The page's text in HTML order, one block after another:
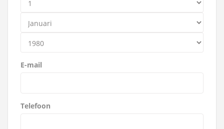
E-mail
Telefoon